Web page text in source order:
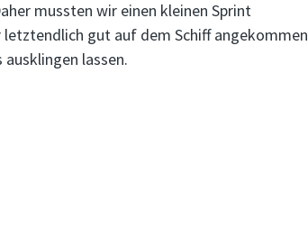
mussten wir einen kleinen Sprint
gut auf dem Schiff angekommen
lassen.